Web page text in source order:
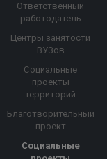
Ответственный
работодатель
Центры занятости
ВУЗов
Социальные
проекты
территорий
Благотворительный
проект
Социальные